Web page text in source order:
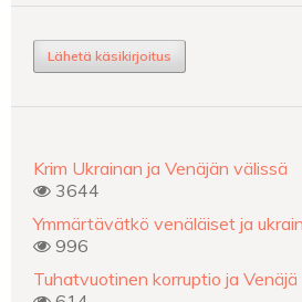
Lähetä käsikirjoitus
Krim Ukrainan ja Venäjän välissä
3644
Ymmärtävätkö venäläiset ja
996
Tuhatvuotinen korruptio ja Venäjä